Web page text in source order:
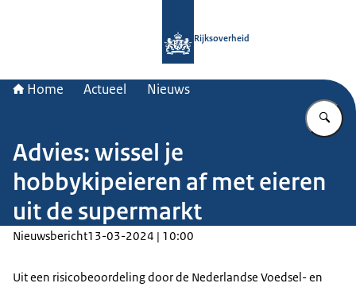
Rijksoverheid
Home Actueel Nieuws
Advies: wissel je
hobbykipeieren af met eieren
uit de supermarkt
Nieuwsbericht13-03-2024 | 10:00
Uit een risicobeoordeling door de Nederlandse Voedsel- en